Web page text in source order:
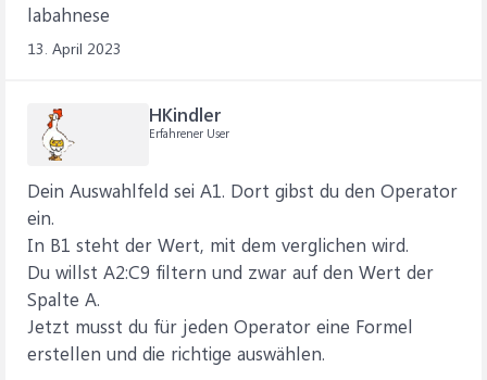
labahnese
13. April 2023
HKindler
Erfahrener User
Dein Auswahlfeld sei A1. Dort gibst du den Operator
ein.
In B1 steht der Wert, mit dem verglichen wird.
Du willst A2:C9 filtern und zwar auf den Wert der
Spalte A.
Jetzt musst du für jeden Operator eine Formel
erstellen und die richtige auswählen.